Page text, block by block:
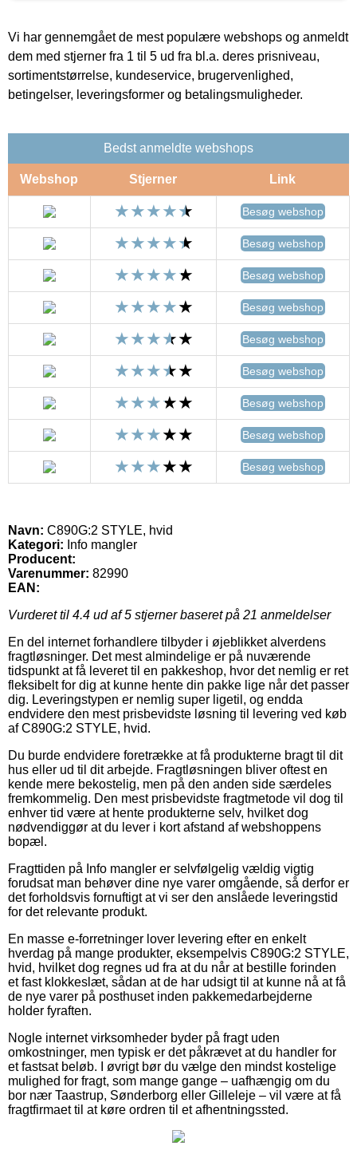
Vi har gennemgået de mest populære webshops og anmeldt
dem med stjerner fra 1 til 5 ud fra bl.a. deres prisniveau,
sortimentstørrelse, kundeservice, brugervenlighed,
betingelser, leveringsformer og betalingsmuligheder.
Bedst anmeldte webshops
Webshop Stjerner Link
Besøg webshop
Besøg webshop
Besøg webshop
Besøg webshop
Besøg webshop
Besøg webshop
Besøg webshop
Besøg webshop
Besøg webshop
Navn: C890G:2 STYLE, hvid
Kategori: Info mangler
Producent:
Varenummer: 82990
EAN:
Vurderet til 4.4 ud af 5 stjerner baseret på 21 anmeldelser
En del internet forhandlere tilbyder i øjeblikket alverdens
fragtløsninger. Det mest almindelige er på nuværende
tidspunkt at få leveret til en pakkeshop, hvor det nemlig er ret
fleksibelt for dig at kunne hente din pakke lige når det passer
dig. Leveringstypen er nemlig super ligetil, og endda
endvidere den mest prisbevidste løsning til levering ved køb
af C890G:2 STYLE, hvid.
Du burde endvidere foretrække at få produkterne bragt til dit
hus eller ud til dit arbejde. Fragtløsningen bliver oftest en
kende mere bekostelig, men på den anden side særdeles
fremkommelig. Den mest prisbevidste fragtmetode vil dog til
enhver tid være at hente produkterne selv, hvilket dog
nødvendiggør at du lever i kort afstand af webshoppens
bopæl.
Fragttiden på Info mangler er selvfølgelig vældig vigtig
forudsat man behøver dine nye varer omgående, så derfor er
det forholdsvis fornuftigt at vi ser den anslåede leveringstid
for det relevante produkt.
En masse e-forretninger lover levering efter en enkelt
hverdag på mange produkter, eksempelvis C890G:2 STYLE,
hvid, hvilket dog regnes ud fra at du når at bestille forinden
et fast klokkeslæt, sådan at de har udsigt til at kunne nå at få
de nye varer på posthuset inden pakkemedarbejderne
holder fyraften.
Nogle internet virksomheder byder på fragt uden
omkostninger, men typisk er det påkrævet at du handler for
et fastsat beløb. I øvrigt bør du vælge den mindst kostelige
mulighed for fragt, som mange gange – uafhængig om du
bor nær Taastrup, Sønderborg eller Gilleleje – vil være at få
fragtfirmaet til at køre ordren til et afhentningssted.